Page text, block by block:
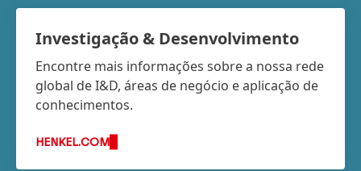
Investigação & Desenvolvimento
Encontre mais informações sobre a nossa rede
global de I&D, áreas de negócio e aplicação de
conhecimentos.
HENKEL.COM